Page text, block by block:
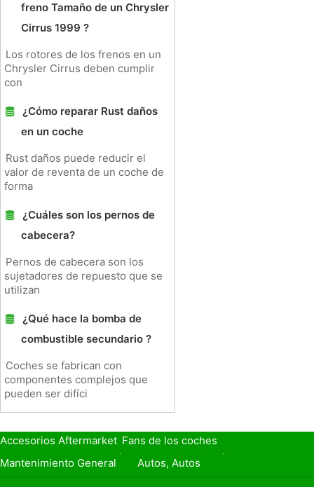
freno Tamaño de un Chrysler
Cirrus 1999 ?
Los rotores de los frenos en un
Chrysler Cirrus deben cumplir
con
¿Cómo reparar Rust daños
en un coche
Rust daños puede reducir el
valor de reventa de un coche de
forma
¿Cuáles son los pernos de
cabecera?
Pernos de cabecera son los
sujetadores de repuesto que se
utilizan
¿Qué hace la bomba de
combustible secundario ?
Coches se fabrican con
componentes complejos que
pueden ser difíci
Accesorios Aftermarket Fans de los coches
Seguro de Coche
Préstamos y Financiación
Mantenimiento General
Autos, Autos
Seguridad Vial
Combustibles